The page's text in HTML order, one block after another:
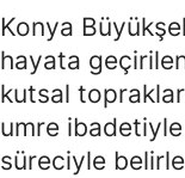
Konya
hayata
kutsal
umre
süreciyle